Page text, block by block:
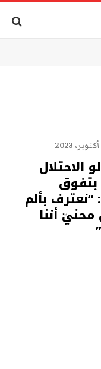
الاحتلال
بألم
أننا